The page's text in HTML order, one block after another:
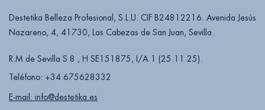
Destetika Belleza Profesional, S.L.U. CIF B24812216. Avenida Jesús
Nazareno, 4, 41730, Las Cabezas de San Juan, Sevilla.
R.M de Sevilla S 8 , H SE151875, I/A 1 (25.11.25).
Teléfono: +34 675628332
E-mail: info@destetika.es